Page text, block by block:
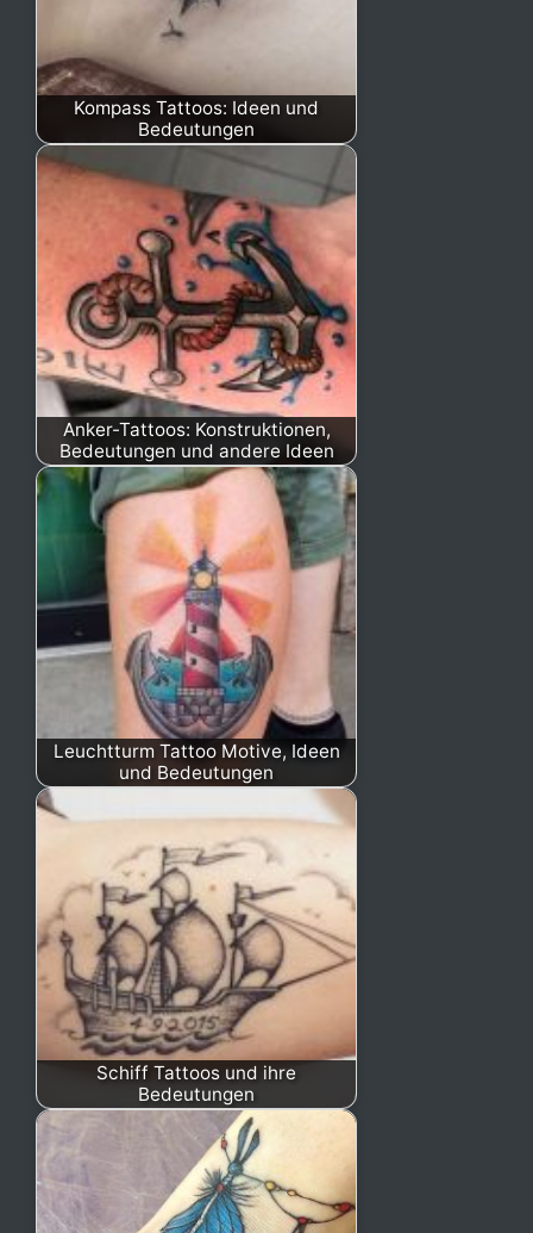
Kompass Tattoos: Ideen und
Bedeutungen
Anker-Tattoos: Konstruktionen,
Bedeutungen und andere Ideen
Leuchtturm Tattoo Motive, Ideen
und Bedeutungen
Schiff Tattoos und ihre
Bedeutungen